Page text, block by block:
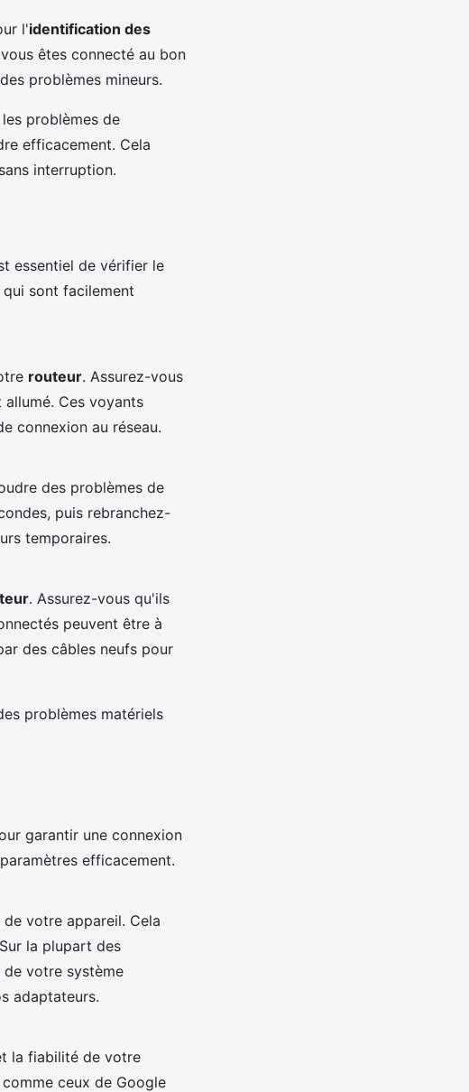
l'identification des
êtes connecté au bon
problèmes mineurs.
problèmes de
efficacement. Cela
interruption.
essentiel de vérifier le
sont facilement
routeur. Assurez-vous
Ces voyants
connexion au réseau.
des problèmes de
puis rebranchez-
temporaires.
. Assurez-vous qu'ils
peuvent être à
des câbles neufs pour
problèmes matériels
garantir une connexion
efficacement.
de votre appareil. Cela
la plupart des
de votre système
adaptateurs.
la fiabilité de votre
ceux de Google